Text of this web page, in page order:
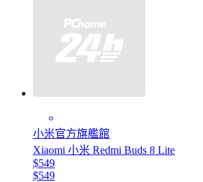
小米官方旗艦館
Xiaomi 小米 Redmi Buds 8 Lite
$549
$549